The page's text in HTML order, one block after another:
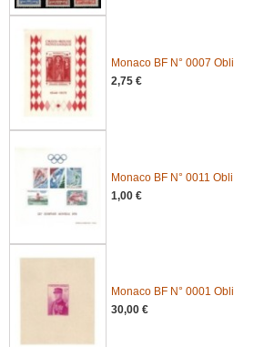
Monaco BF N° 0007 Obli
2,75 €
Monaco BF N° 0011 Obli
1,00 €
Monaco BF N° 0001 Obli
30,00 €